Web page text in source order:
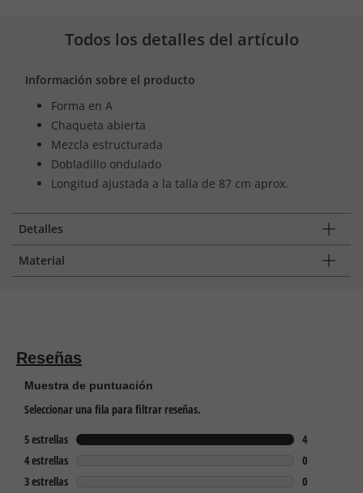
Todos los detalles del artículo
Información sobre el producto
Forma en A
Chaqueta abierta
Mezcla estructurada
Dobladillo ondulado
Longitud ajustada a la talla de 87 cm aprox.
Detalles
Material